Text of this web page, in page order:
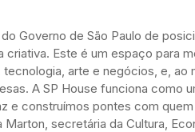
Governo de São Paulo de
Este é um espaço para
arte e negócios, e, ao
A SP House funciona como
e construímos pontes com
secretária da Cultura,